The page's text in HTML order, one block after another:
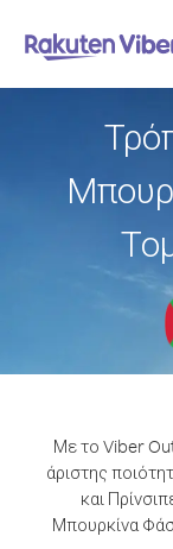
Με το Viber
άριστης
και
Μπουρκίνα